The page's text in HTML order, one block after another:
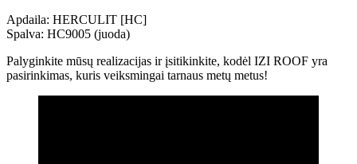
Apdaila: HERCULIT [HC]
Spalva: HC9005 (juoda)
Palyginkite mūsų realizacijas ir įsitikinkite, kodėl IZI ROOF yra
pasirinkimas, kuris veiksmingai tarnaus metų metus!